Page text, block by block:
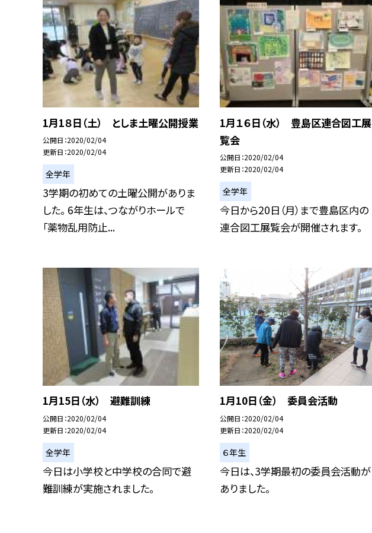
1月1８日（土） としま土曜公開授業
公開日 2020/02/04
更新日 2020/02/04
全学年
3学期の初めての土曜公開がありま
した。 6年生は、つながりホールで
「薬物乱用防止...
1月１６日（水） 豊島区連合図工展
覧会
公開日 2020/02/04
更新日 2020/02/04
全学年
今日から20日（月）まで豊島区内の
連合図工展覧会が開催されます。
1月15日（水） 避難訓練
公開日 2020/02/04
更新日 2020/02/04
全学年
今日は小学校と中学校の合同で避
難訓練が実施されました。
1月10日（金） 委員会活動
公開日 2020/02/04
更新日 2020/02/04
６年生
今日は、3学期最初の委員会活動が
ありました。